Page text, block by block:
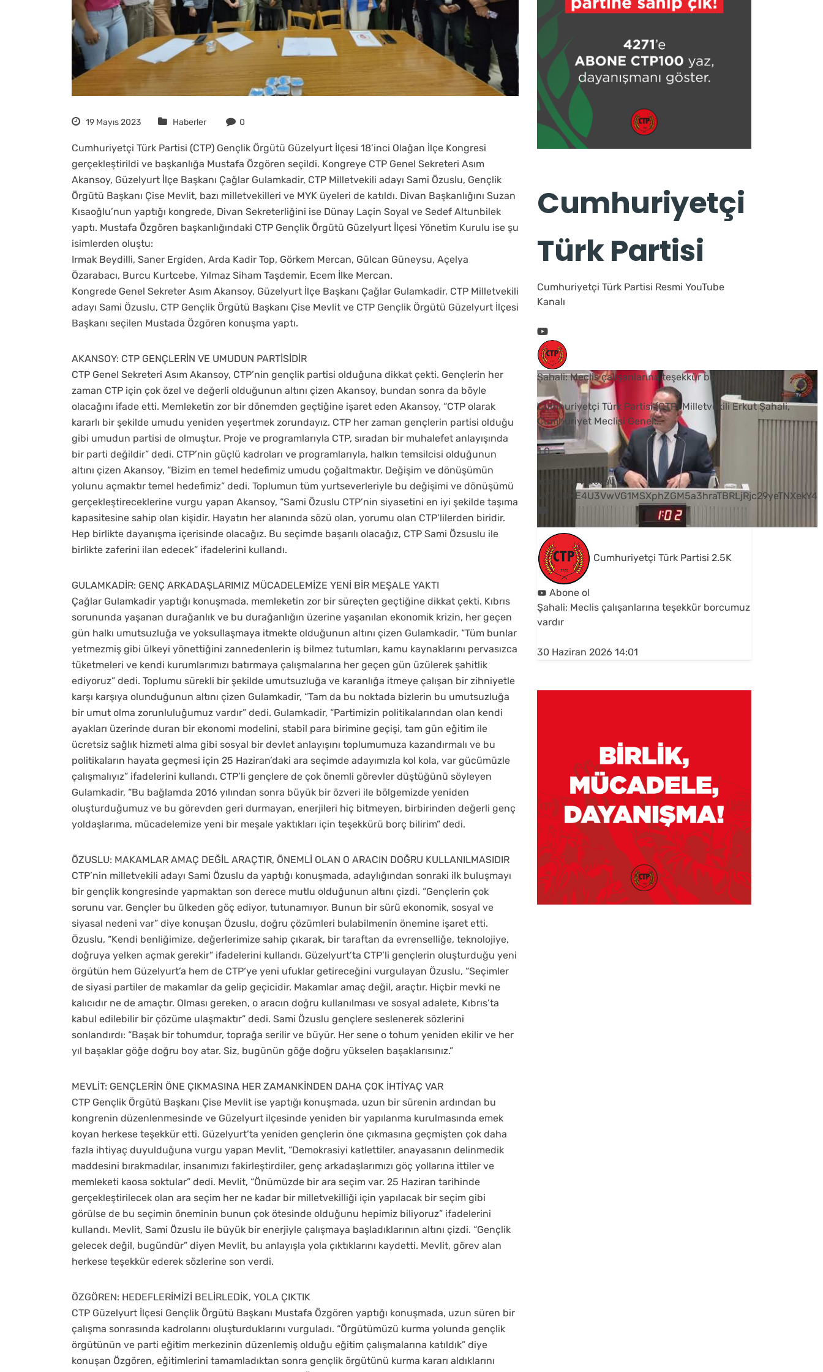
19 Mayıs 2023 Haberler 0
Cumhuriyetçi Türk Partisi (CTP) Gençlik Örgütü Güzelyurt İlçesi 18’inci Olağan İlçe Kongresi
gerçekleştirildi ve başkanlığa Mustafa Özgören seçildi. Kongreye CTP Genel Sekreteri Asım
Akansoy, Güzelyurt İlçe Başkanı Çağlar Gulamkadir, CTP Milletvekili adayı Sami Özuslu, Gençlik
Örgütü Başkanı Çise Mevlit, bazı milletvekilleri ve MYK üyeleri de katıldı. Divan Başkanlığını Suzan
Kısaoğlu’nun yaptığı kongrede, Divan Sekreterliğini ise Dünay Laçin Soyal ve Sedef Altunbilek
yaptı. Mustafa Özgören başkanlığındaki CTP Gençlik Örgütü Güzelyurt İlçesi Yönetim Kurulu ise şu
isimlerden oluştu:
Irmak Beydilli, Saner Ergiden, Arda Kadir Top, Görkem Mercan, Gülcan Güneysu, Açelya
Özarabacı, Burcu Kurtcebe, Yılmaz Siham Taşdemir, Ecem İlke Mercan.
Kongrede Genel Sekreter Asım Akansoy, Güzelyurt İlçe Başkanı Çağlar Gulamkadir, CTP Milletvekili
adayı Sami Özuslu, CTP Gençlik Örgütü Başkanı Çise Mevlit ve CTP Gençlik Örgütü Güzelyurt İlçesi
Başkanı seçilen Mustada Özgören konuşma yaptı.
AKANSOY: CTP GENÇLERİN VE UMUDUN PARTİSİDİR
CTP Genel Sekreteri Asım Akansoy, CTP’nin gençlik partisi olduğuna dikkat çekti. Gençlerin her
zaman CTP için çok özel ve değerli olduğunun altını çizen Akansoy, bundan sonra da böyle
olacağını ifade etti. Memleketin zor bir dönemden geçtiğine işaret eden Akansoy, “CTP olarak
kararlı bir şekilde umudu yeniden yeşertmek zorundayız. CTP her zaman gençlerin partisi olduğu
gibi umudun partisi de olmuştur. Proje ve programlarıyla CTP, sıradan bir muhalefet anlayışında
bir parti değildir” dedi. CTP’nin güçlü kadroları ve programlarıyla, halkın temsilcisi olduğunun
altını çizen Akansoy, “Bizim en temel hedefimiz umudu çoğaltmaktır. Değişim ve dönüşümün
yolunu açmaktır temel hedefimiz” dedi. Toplumun tüm yurtseverleriyle bu değişimi ve dönüşümü
gerçekleştireceklerine vurgu yapan Akansoy, “Sami Özuslu CTP’nin siyasetini en iyi şekilde taşıma
kapasitesine sahip olan kişidir. Hayatın her alanında sözü olan, yorumu olan CTP’lilerden biridir.
Hep birlikte dayanışma içerisinde olacağız. Bu seçimde başarılı olacağız, CTP Sami Özsuslu ile
birlikte zaferini ilan edecek” ifadelerini kullandı.
GULAMKADİR: GENÇ ARKADAŞLARIMIZ MÜCADELEMİZE YENİ BİR MEŞALE YAKTI
Çağlar Gulamkadir yaptığı konuşmada, memleketin zor bir süreçten geçtiğine dikkat çekti. Kıbrıs
sorununda yaşanan durağanlık ve bu durağanlığın üzerine yaşanılan ekonomik krizin, her geçen
gün halkı umutsuzluğa ve yoksullaşmaya itmekte olduğunun altını çizen Gulamkadir, “Tüm bunlar
yetmezmiş gibi ülkeyi yönettiğini zannedenlerin iş bilmez tutumları, kamu kaynaklarını pervasızca
tüketmeleri ve kendi kurumlarımızı batırmaya çalışmalarına her geçen gün üzülerek şahitlik
ediyoruz” dedi. Toplumu sürekli bir şekilde umutsuzluğa ve karanlığa itmeye çalışan bir zihniyetle
karşı karşıya olunduğunun altını çizen Gulamkadir, “Tam da bu noktada bizlerin bu umutsuzluğa
bir umut olma zorunluluğumuz vardır” dedi. Gulamkadir, “Partimizin politikalarından olan kendi
ayakları üzerinde duran bir ekonomi modelini, stabil para birimine geçişi, tam gün eğitim ile
ücretsiz sağlık hizmeti alma gibi sosyal bir devlet anlayışını toplumumuza kazandırmalı ve bu
politikaların hayata geçmesi için 25 Haziran’daki ara seçimde adayımızla kol kola, var gücümüzle
çalışmalıyız” ifadelerini kullandı. CTP’li gençlere de çok önemli görevler düştüğünü söyleyen
Gulamkadir, “Bu bağlamda 2016 yılından sonra büyük bir özveri ile bölgemizde yeniden
oluşturduğumuz ve bu görevden geri durmayan, enerjileri hiç bitmeyen, birbirinden değerli genç
yoldaşlarıma, mücadelemize yeni bir meşale yaktıkları için teşekkürü borç bilirim” dedi.
ÖZUSLU: MAKAMLAR AMAÇ DEĞİL ARAÇTIR, ÖNEMLİ OLAN O ARACIN DOĞRU KULLANILMASIDIR
CTP’nin milletvekili adayı Sami Özuslu da yaptığı konuşmada, adaylığından sonraki ilk buluşmayı
bir gençlik kongresinde yapmaktan son derece mutlu olduğunun altını çizdi. “Gençlerin çok
sorunu var. Gençler bu ülkeden göç ediyor, tutunamıyor. Bunun bir sürü ekonomik, sosyal ve
siyasal nedeni var” diye konuşan Özuslu, doğru çözümleri bulabilmenin önemine işaret etti.
Özuslu, “Kendi benliğimize, değerlerimize sahip çıkarak, bir taraftan da evrenselliğe, teknolojiye,
doğruya yelken açmak gerekir” ifadelerini kullandı. Güzelyurt’ta CTP’li gençlerin oluşturduğu yeni
örgütün hem Güzelyurt’a hem de CTP‘ye yeni ufuklar getireceğini vurgulayan Özuslu, “Seçimler
de siyasi partiler de makamlar da gelip geçicidir. Makamlar amaç değil, araçtır. Hiçbir mevki ne
kalıcıdır ne de amaçtır. Olması gereken, o aracın doğru kullanılması ve sosyal adalete, Kıbrıs’ta
kabul edilebilir bir çözüme ulaşmaktır” dedi. Sami Özuslu gençlere seslenerek sözlerini
sonlandırdı: “Başak bir tohumdur, toprağa serilir ve büyür. Her sene o tohum yeniden ekilir ve her
yıl başaklar göğe doğru boy atar. Siz, bugünün göğe doğru yükselen başaklarısınız.”
MEVLİT: GENÇLERİN ÖNE ÇIKMASINA HER ZAMANKİNDEN DAHA ÇOK İHTİYAÇ VAR
CTP Gençlik Örgütü Başkanı Çise Mevlit ise yaptığı konuşmada, uzun bir sürenin ardından bu
kongrenin düzenlenmesinde ve Güzelyurt ilçesinde yeniden bir yapılanma kurulmasında emek
koyan herkese teşekkür etti. Güzelyurt’ta yeniden gençlerin öne çıkmasına geçmişten çok daha
fazla ihtiyaç duyulduğuna vurgu yapan Mevlit, “Demokrasiyi katlettiler, anayasanın delinmedik
maddesini bırakmadılar, insanımızı fakirleştirdiler, genç arkadaşlarımızı göç yollarına ittiler ve
memleketi kaosa soktular” dedi. Mevlit, “Önümüzde bir ara seçim var. 25 Haziran tarihinde
gerçekleştirilecek olan ara seçim her ne kadar bir milletvekilliği için yapılacak bir seçim gibi
görülse de bu seçimin öneminin bunun çok ötesinde olduğunu hepimiz biliyoruz” ifadelerini
kullandı. Mevlit, Sami Özuslu ile büyük bir enerjiyle çalışmaya başladıklarının altını çizdi. “Gençlik
gelecek değil, bugündür” diyen Mevlit, bu anlayışla yola çıktıklarını kaydetti. Mevlit, görev alan
herkese teşekkür ederek sözlerine son verdi.
ÖZGÖREN: HEDEFLERİMİZİ BELİRLEDİK, YOLA ÇIKTIK
CTP Güzelyurt İlçesi Gençlik Örgütü Başkanı Mustafa Özgören yaptığı konuşmada, uzun süren bir
çalışma sonrasında kadrolarını oluşturduklarını vurguladı. “Örgütümüzü kurma yolunda gençlik
örgütünün ve parti eğitim merkezinin düzenlemiş olduğu eğitim çalışmalarına katıldık” diye
konuşan Özgören, eğitimlerini tamamladıktan sonra gençlik örgütünü kurma kararı aldıklarını
Cumhuriyetçi
Türk Partisi
Cumhuriyetçi Türk Partisi Resmi YouTube
Kanalı
Şahali: Meclis çalışanlarına teşekkür borcumuz vardır
Cumhuriyetçi Türk Partisi (CTP) Milletvekili Erkut Şahali,
Cumhuriyet Meclisi Genel...
1 0
YouTube Videosu
VVVUNXE4U3VwVG1MSXphZGM5a3hraTBRLjRjc29yeTNXekY4
Cumhuriyetçi Türk Partisi 2.5K
Abone ol
Şahali: Meclis çalışanlarına teşekkür borcumuz
vardır
30 Haziran 2026 14:01